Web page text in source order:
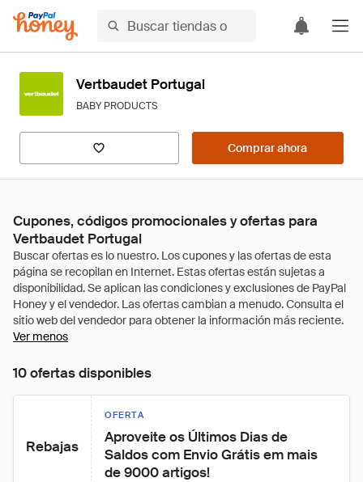
Vertbaudet Portugal
BABY PRODUCTS
Comprar ahora
Cupones, códigos promocionales y ofertas para
Vertbaudet Portugal
Ver menos
10 ofertas disponibles
Rebajas
OFERTA
Aproveite os Últimos Dias de
Saldos com Envio Grátis em mais
de 9000 artigos!